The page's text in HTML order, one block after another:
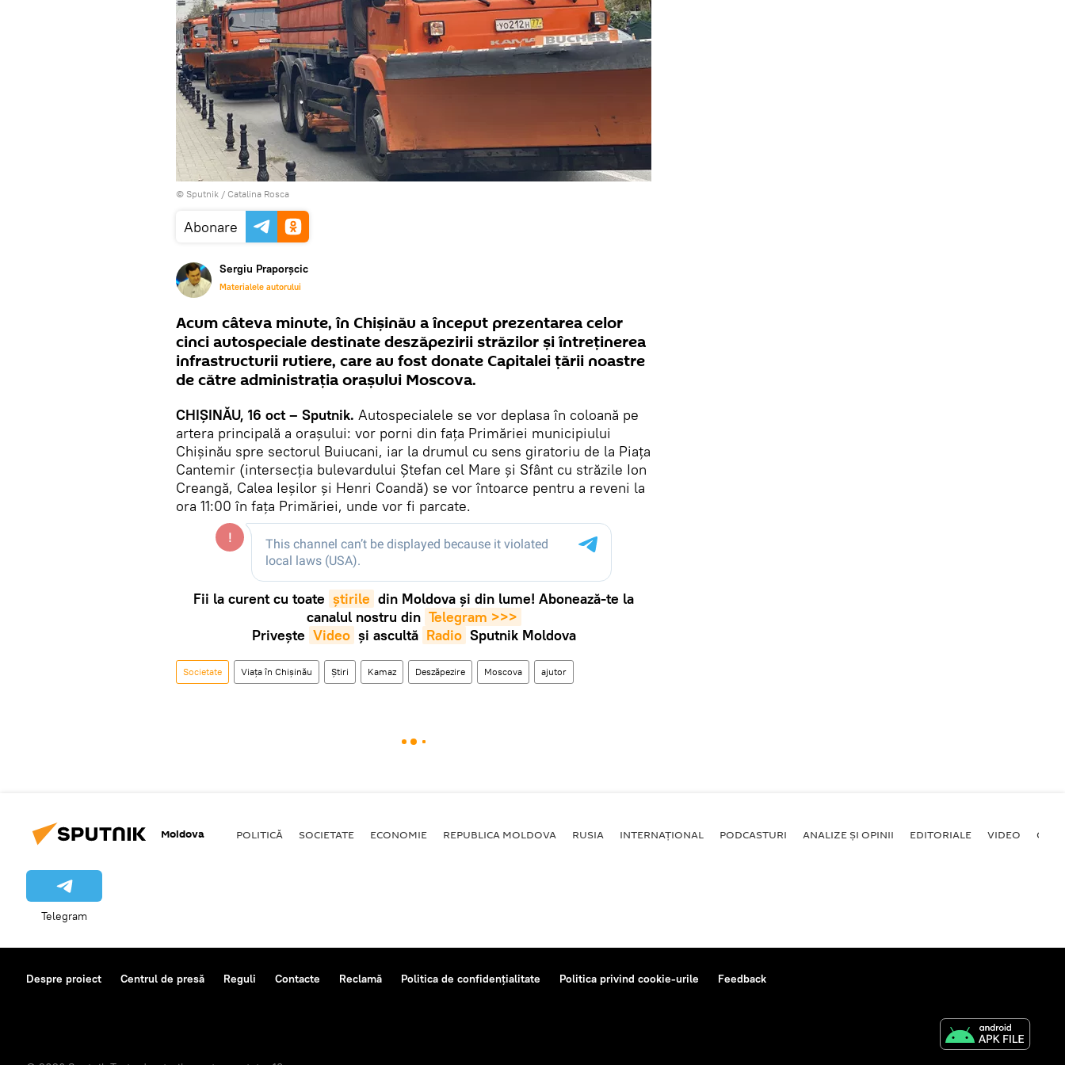
© Sputnik / Catalina Rosca
Abonare
Sergiu Praporșcic
Materialele autorului
Acum câteva minute, în Chișinău a început prezentarea celor
cinci autospeciale destinate deszăpezirii străzilor și întreținerea
infrastructurii rutiere, care au fost donate Capitalei țării noastre
de către administrația orașului Moscova.
CHIȘINĂU, 16 oct – Sputnik. Autospecialele se vor deplasa în coloană pe
artera principală a orașului: vor porni din fața Primăriei municipiului
Chișinău spre sectorul Buiucani, iar la drumul cu sens giratoriu de la Piața
Cantemir (intersecția bulevardului Ștefan cel Mare și Sfânt cu străzile Ion
Creangă, Calea Ieșilor și Henri Coandă) se vor întoarce pentru a reveni la
ora 11:00 în fața Primăriei, unde vor fi parcate.
Fii la curent cu toate știrile din Moldova și din lume! Abonează-te la
canalul nostru din Telegram >>>
Privește Video și ascultă Radio Sputnik Moldova
Societate Viața în Chișinău Știri Kamaz Deszăpezire Moscova ajutor
Moldova POLITICĂ SOCIETATE ECONOMIE REPUBLICA MOLDOVA RUSIA INTERNAȚIONAL PODCASTURI ANALIZE ȘI OPINII EDITORIALE VIDEO
Telegram
Despre proiect Centrul de presă Reguli Contacte Reclamă Politica de confidențialitate Politica privind cookie-urile Feedback